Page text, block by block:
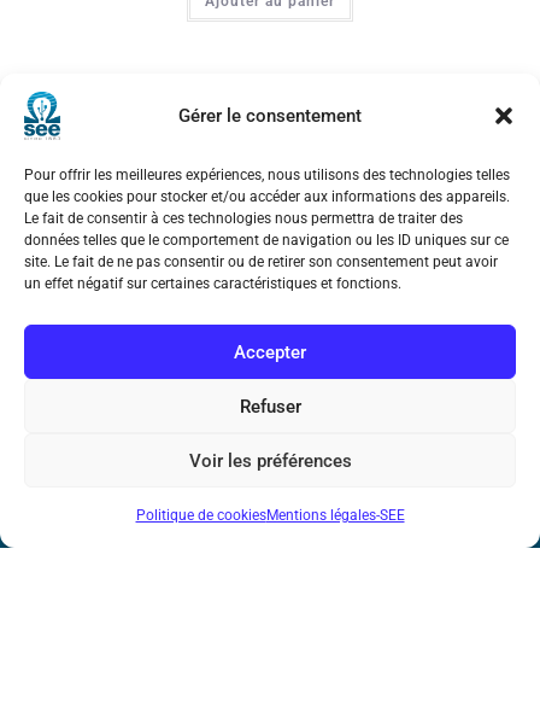
Gérer le consentement
Pour offrir les meilleures expériences, nous utilisons des technologies telles
que les cookies pour stocker et/ou accéder aux informations des appareils.
Le fait de consentir à ces technologies nous permettra de traiter des
données telles que le comportement de navigation ou les ID uniques sur ce
site. Le fait de ne pas consentir ou de retirer son consentement peut avoir
un effet négatif sur certaines caractéristiques et fonctions.
Accepter
Refuser
Voir les préférences
Politique de cookiesMentions légales-SEE
Société de l’Electricité, de l’Electronique et des Technologies
de l’Information et de la Communication
communautaire : FR44 785 393 232